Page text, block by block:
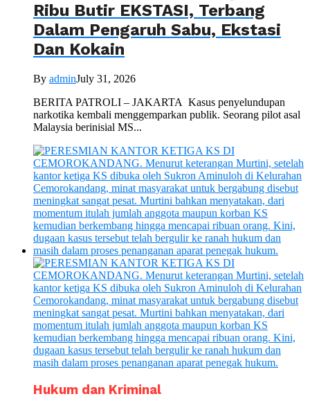
Ribu Butir EKSTASI, Terbang
Dalam Pengaruh Sabu, Ekstasi
Dan Kokain
By adminJuly 31, 2026
BERITA PATROLI – JAKARTA Kasus penyelundupan
narkotika kembali menggemparkan publik. Seorang pilot asal
Malaysia berinisial MS...
Hukum dan Kriminal